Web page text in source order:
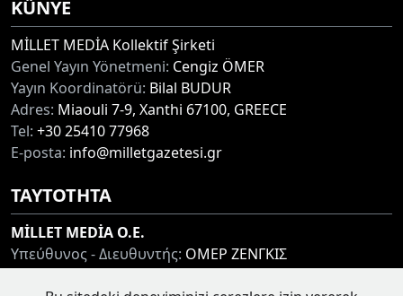
KÜNYE
MİLLET MEDİA Kollektif Şirketi
Genel Yayın Yönetmeni: Cengiz ÖMER
Yayın Koordinatörü: Bilal BUDUR
Adres: Miaouli 7-9, Xanthi 67100, GREECE
Tel: +30 25410 77968
E-posta: info@milletgazetesi.gr
ΤΑΥΤΟΤΗΤΑ
MİLLET MEDİA O.E.
Υπεύθυνος - Διευθυντής: ΟΜΕΡ ΖΕΝΓΚΙΣ